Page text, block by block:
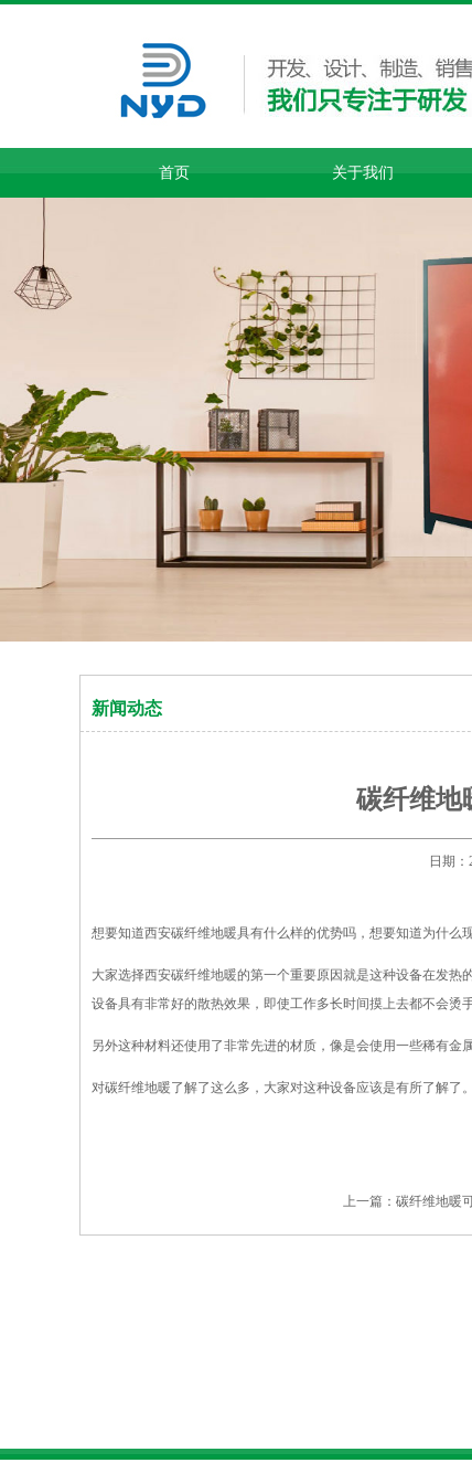
首页 关于我们
新闻动态
碳纤维地
日期
想要知道西安碳纤维地暖具有什么样的优势吗，想要知道为什么
大家选择西安碳纤维地暖的第一个重要原因就是这种设备在发
设备具有非常好的散热效果，即使工作多长时间摸上去都不会烫手
另外这种材料还使用了非常先进的材质，像是会使用一些稀有金
对碳纤维地暖了解了这么多，大家对这种设备应该是有所了解了。
上一篇： 碳纤维地暖